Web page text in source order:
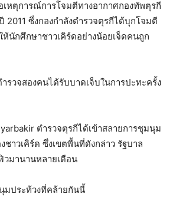
เหตุการณ์การโจมตีทางอากาศกองทัพตุรกี
2011 ซึ่งกองกำลังตำรวจตุรกีได้บุกโจมตี
นักศึกษาชาวเคิร์ดอย่างน้อยเจ็ดคนถูก
รวจสองคนได้รับบาดเจ็บในการปะทะครั้ง
ตำรวจตุรกีได้เข้าสลายการชุมนุม
ชาวเคิร์ด ซึ่งเขตพื้นที่ดังกล่าว รัฐบาล
วมานานหลายเดือน
มประท้วงที่คล้ายกันนี้